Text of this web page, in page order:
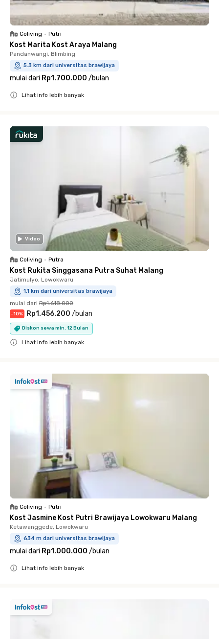
Coliving • Putri
Kost Marita Kost Araya Malang
Pandanwangi, Blimbing
5.3 km dari universitas brawijaya
mulai dari Rp1.700.000 /bulan
Lihat info lebih banyak
Video
Coliving • Putra
Kost Rukita Singgasana Putra Suhat Malang
Jatimulyo, Lowokwaru
1.1 km dari universitas brawijaya
mulai dari Rp1.618.000
-10% Rp1.456.200 /bulan
Diskon sewa min. 12 Bulan
Lihat info lebih banyak
Coliving • Putri
Kost Jasmine Kost Putri Brawijaya Lowokwaru Malang
Ketawanggede, Lowokwaru
634 m dari universitas brawijaya
mulai dari Rp1.000.000 /bulan
Lihat info lebih banyak